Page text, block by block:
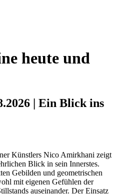
heute und
| Ein Blick ins
Künstlers Nico Amirkhani zeigt
Blick in sein Innerstes.
Gebilden und geometrischen
mit eigenen Gefühlen der
auseinander. Der Einsatz